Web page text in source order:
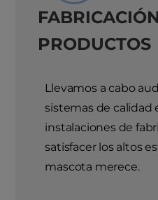
PRODUCTOS
Llevamos a cabo
sistemas de calidad
instalaciones de
satisfacer los altos
mascota merece.